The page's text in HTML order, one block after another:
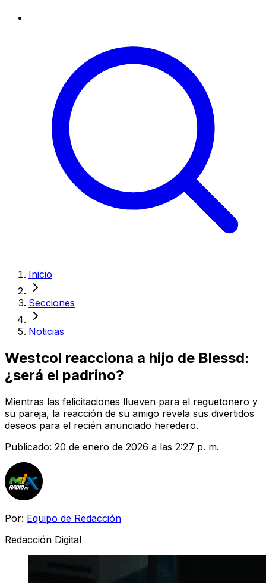
Inicio
Secciones
Noticias
Westcol reacciona a hijo de Blessd:
¿será el padrino?
Mientras las felicitaciones llueven para el reguetonero y
su pareja, la reacción de su amigo revela sus divertidos
deseos para el recién anunciado heredero.
Publicado: 20 de enero de 2026 a las 2:27 p. m.
Por: Equipo de Redacción
Redacción Digital